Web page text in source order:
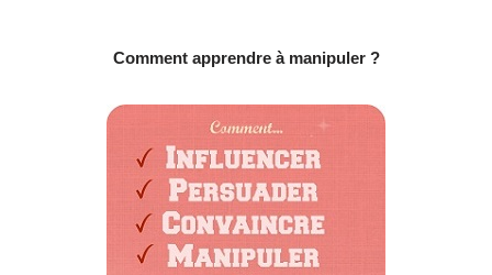
Comment apprendre à manipuler ?